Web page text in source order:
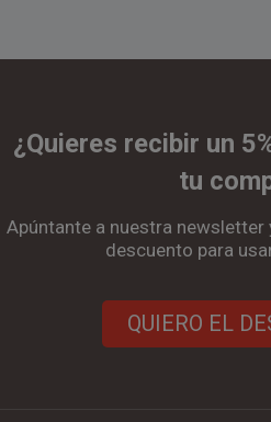
¿Quieres recibir un
tu
Apúntante a nuestra
descuento para
QUIERO EL